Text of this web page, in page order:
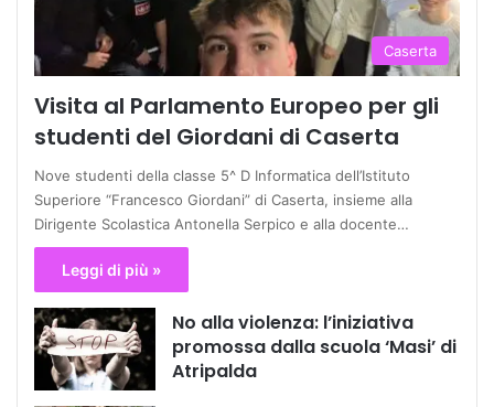
Caserta
Visita al Parlamento Europeo per gli
studenti del Giordani di Caserta
Nove studenti della classe 5^ D Informatica dell’Istituto
Superiore “Francesco Giordani” di Caserta, insieme alla
Dirigente Scolastica Antonella Serpico e alla docente…
Leggi di più »
No alla violenza: l’iniziativa
promossa dalla scuola ‘Masi’ di
Atripalda